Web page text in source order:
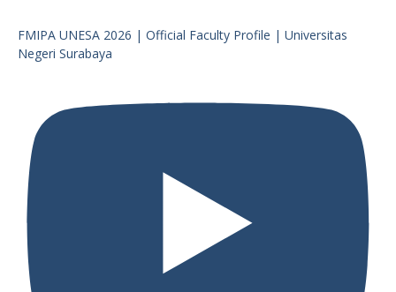
FMIPA UNESA 2026 | Official Faculty Profile | Universitas
Negeri Surabaya